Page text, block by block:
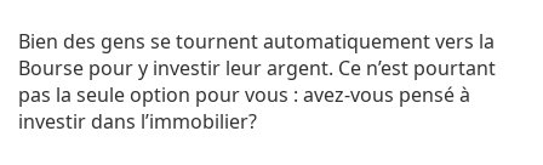
Bien des gens se tournent automatiquement vers la
Bourse pour y investir leur argent. Ce n’est pourtant
pas la seule option pour vous : avez-vous pensé à
investir dans l’immobilier?